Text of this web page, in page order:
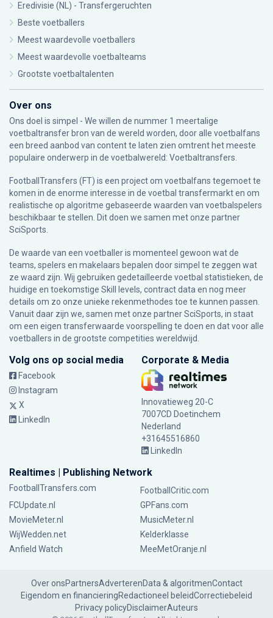
Eredivisie (NL) - Transfergeruchten
Beste voetballers
Meest waardevolle voetballers
Meest waardevolle voetbalteams
Grootste voetbaltalenten
Over ons
Ons doel is simpel - We willen de nummer 1 meertalige
voetbaltransfer bron van de wereld worden, door alle voetbalfans
een breed aanbod van content te laten zien omtrent het meeste
populaire onderwerp in de voetbalwereld: Voetbaltransfers.
FootballTransfers (FT) is een project om voetbalfans tegemoet te
komen in de enorme interesse in de voetbal transfermarkt en om
realistische op algoritme gebaseerde waarden van voetbalspelers
beschikbaar te stellen. Dit doen we samen met onze partner
SciSports
De waarde van een voetballer is momenteel gewoon wat de
teams, spelers en makelaars bepalen door simpel te zeggen wat
ze waard zijn. Wij gebruiken gedetailleerde voetbal statistieken, de
huidige en toekomstige Skill levels, contract data en nog meer
details om zo onze unieke rekenmethodes toe te kunnen passen.
Vanuit daar zijn we, samen met onze partner SciSports, in staat
om een eigen transferwaarde voorspelling te doen en dat voor alle
voetballers in de grootste competities wereldwijd.
Volg ons op social media
Facebook
Instagram
X
LinkedIn
Corporate & Media
Innovatieweg 20-C
7007CD Doetinchem
Nederland
+31645516860
LinkedIn
Realtimes | Publishing Network
FootballTransfers.com
FootballCritic.com
FCUpdate.nl
GPFans.com
MovieMeter.nl
MusicMeter.nl
WijWedden.net
Kelderklasse
Anfield Watch
MeeMetOranje.nl
Over onsPartnersAdverterenData & algoritmenContact
Eigendom en financieringRedactioneel beleidCorrectiebeleid
Privacy policyDisclaimerAuteurs